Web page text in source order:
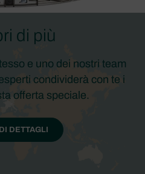
di più
e uno dei nostri team
condividerà con te i
offerta speciale.
DETTAGLI